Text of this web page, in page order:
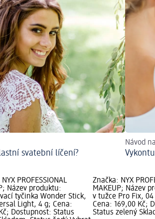
svatební líčení?
Návod
PROFESSIONAL
Název produktu:
tyčinka Wonder Stick,
Light, 4 g; Cena:
Dostupnost: Status
Značka: NYX
MAKEUP; Název
v tužce Pro Fix,
Cena: 169,00 Kč;
Status zelený